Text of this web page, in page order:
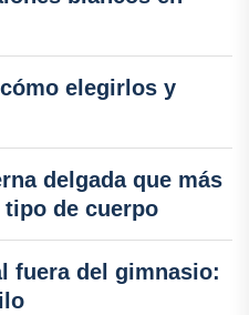
elegirlos y
delgada que más
de cuerpo
fuera del gimnasio: